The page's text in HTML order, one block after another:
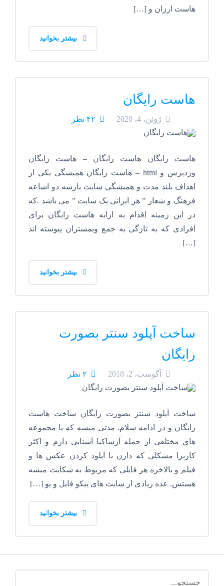
هاست ارزان و […]
هاست رایگان
ژوئن، 4، 2020 ۴۲ نظر
هاست رایگان هاست رایگان – هاست رایگان
وردپرس و html – هاست رایگان همیشگی یکی از
اهداف بلند مدت و همیشگی سایت پارسه دو اشاعه
فرهنگ و شعار ” هر ایرانی یک سایت ” می باشد .که
در این زمینه اقدام به ارایه هاست رایگان برای
افرادی که به تازگی به جمع وبمستران پیوسته اند
[…]
ساخت آپلود سنتر بصورت
رایگان
آگوست، 2، 2018 ۲ نظر
ساخت آپلود سنتر بصورت رایگان ساخت هاست
رایگان و در ادامه سلام. مدتی میشه که با مجموعه
های مختلفی از جمله آرساکیا آشنایی دارم و اکثر
کاربرا مشکلی که دارن با آپلود کردن عکس ها و
فیلم و بالاخره هر فایلی که مربوط به شکایت میشه
هستش. عده زیادی از سایت های پیکو فایل و یو […]